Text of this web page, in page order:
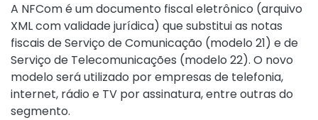
A NFCom é um documento fiscal eletrônico (arquivo
XML com validade jurídica) que substitui as notas
fiscais de Serviço de Comunicação (modelo 21) e de
Serviço de Telecomunicações (modelo 22). O novo
modelo será utilizado por empresas de telefonia,
internet, rádio e TV por assinatura, entre outras do
segmento.